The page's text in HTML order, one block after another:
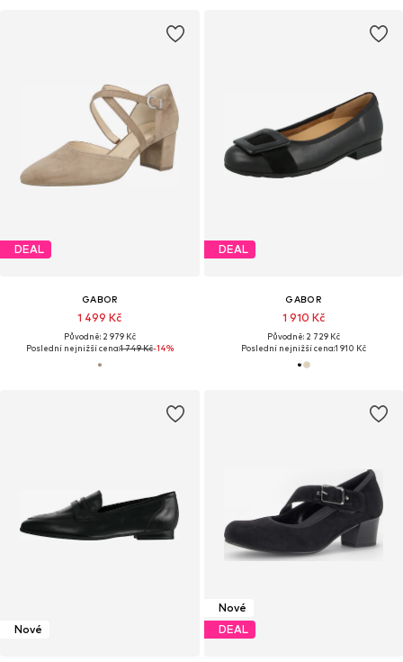
DEAL
GABOR
1 499 Kč
Původně: 2 979 Kč
Poslední nejnižší cena:1 749 Kč-14%
DEAL
GABOR
1 910 Kč
Původně: 2 729 Kč
Poslední nejnižší cena:1 910 Kč
Nové
Nové
DEAL